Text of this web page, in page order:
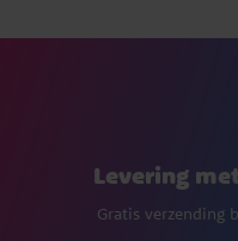
Levering
Gratis verzending